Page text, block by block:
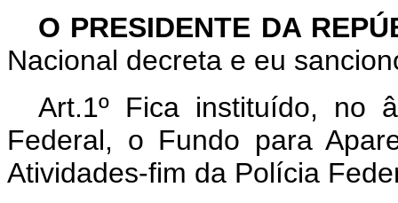
O PRESIDENTE DA
Nacional decreta e eu
Art.1º Fica instituído, no
Federal, o Fundo para
Atividades-fim da Polícia